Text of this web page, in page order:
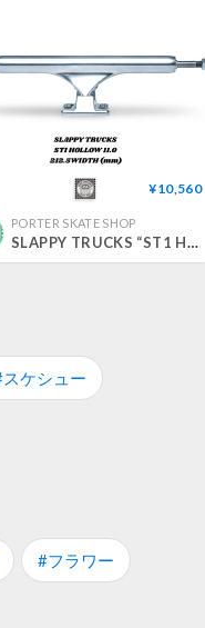
¥10,560
PORTER SKATE SHOP
SLAPPY TRUCKS “ST1 HOLLOW” 11.0
ケシュー
#フラワー